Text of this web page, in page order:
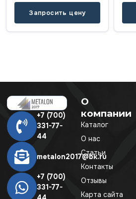
Запросить цену
+7 (700)
331-77-
44
metalon2017@bk.ru
+7 (700)
331-77-
О
компании
Каталог
О нас
Статьи
Контакты
Отзывы
Карта сайта